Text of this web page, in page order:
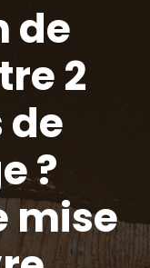
de
2
de
?
mise